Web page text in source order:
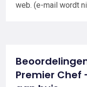
web. (e-mail wordt
Premier Chef